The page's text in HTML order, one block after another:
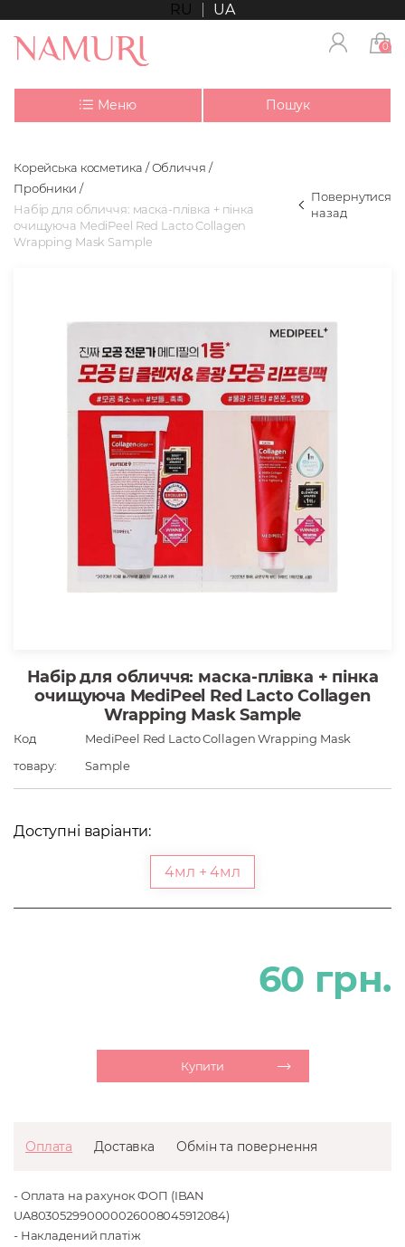
RU UA
0
Меню Пошук
Корейська косметика
Обличчя
Пробники
Набір для обличчя: маска-плівка + пінка
очищуюча MediPeel Red Lacto Collagen
Wrapping Mask Sample
Повернутися
назад
Набір для обличчя: маска-плівка + пінка
очищуюча MediPeel Red Lacto Collagen
Wrapping Mask Sample
Код
товару:
MediPeel Red Lacto Collagen Wrapping Mask
Sample
Доступні варіанти:
4мл + 4мл
60 грн.
Купити
Оплата Доставка Обмін та повернення
- Оплата на рахунок ФОП (IBAN
UA803052990000026008045912084)
- Накладений платіж